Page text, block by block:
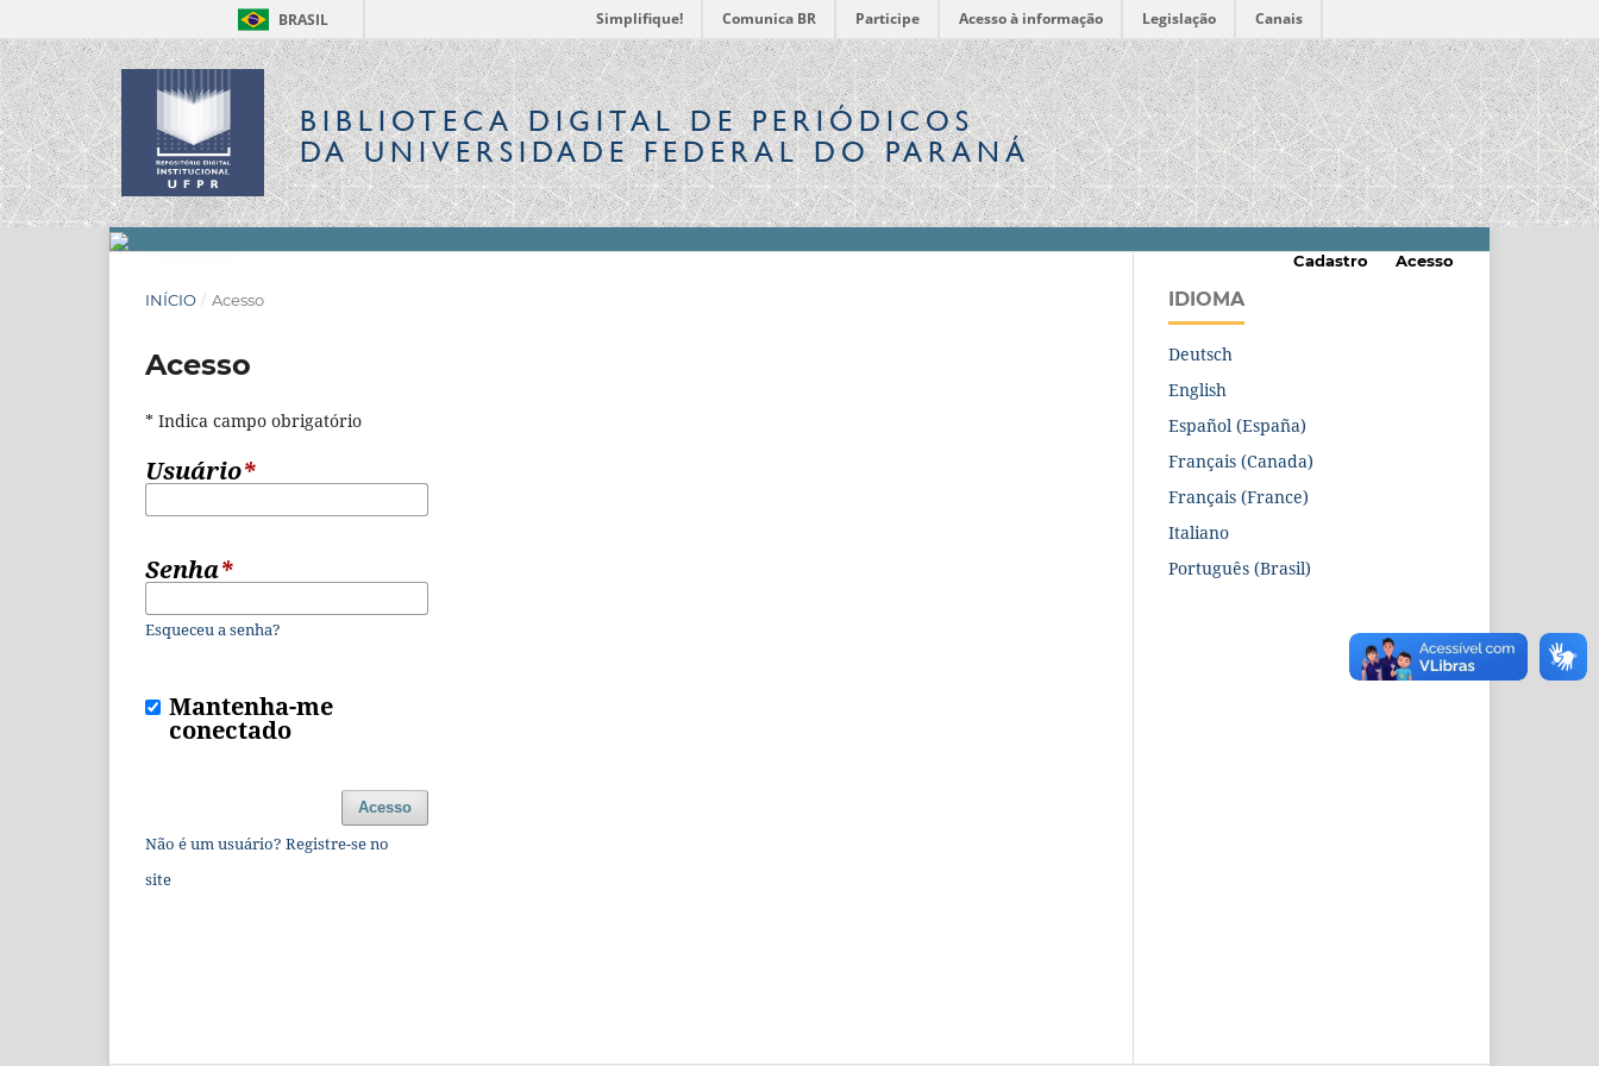
BRASIL Simplifique! Comunica BR Participe Acesso à informação Legislação Canais
BIBLIOTECA DIGITALDE PERIÓDICOS
DA UNIVERSIDADE FEDERAL DO PARANÁ
Cadastro Acesso
INÍCIO / Acesso
Acesso
* Indica campo obrigatório
Usuário*
Senha*
Esqueceu a senha?
Mantenha-me
conectado
Acesso
Não é um usuário? Registre-se no
site
IDIOMA
Deutsch
English
Español (España)
Français (Canada)
Français (France)
Italiano
Português (Brasil)